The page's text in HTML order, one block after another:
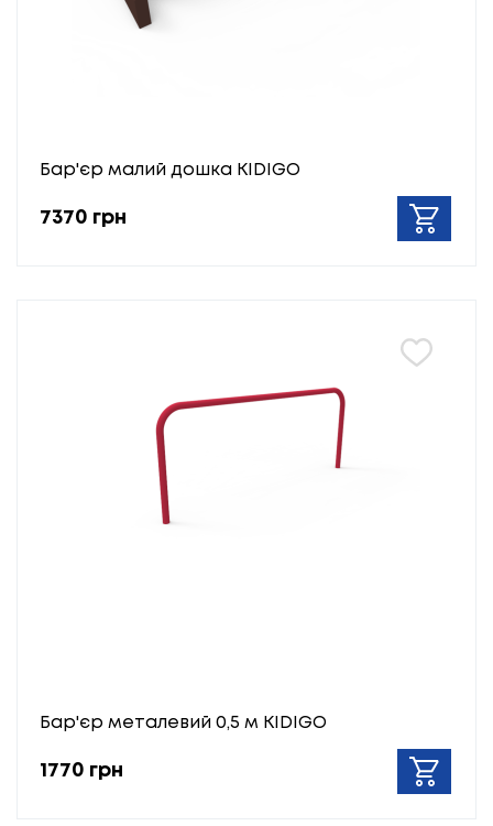
Бар'єр малий дошка KIDIGO
7370 грн
Бар'єр металевий 0,5 м KIDIGO
1770 грн